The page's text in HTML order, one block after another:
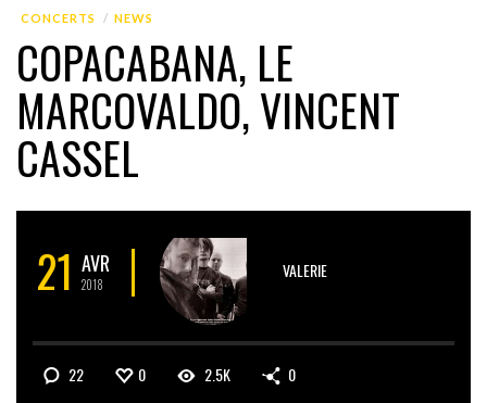
CONCERTS NEWS
COPACABANA, LE
MARCOVALDO, VINCENT
CASSEL
21 AVR
2018
VALERIE
22 0 2.5K 0